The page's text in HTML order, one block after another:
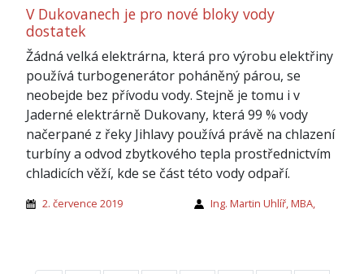
V Dukovanech je pro nové bloky vody
dostatek
Žádná velká elektrárna, která pro výrobu elektřiny
používá turbogenerátor poháněný párou, se
neobejde bez přívodu vody. Stejně je tomu i v
Jaderné elektrárně Dukovany, která 99 % vody
načerpané z řeky Jihlavy používá právě na chlazení
turbíny a odvod zbytkového tepla prostřednictvím
chladicích věží, kde se část této vody odpaří.
2. července 2019 Ing. Martin Uhlíř, MBA,